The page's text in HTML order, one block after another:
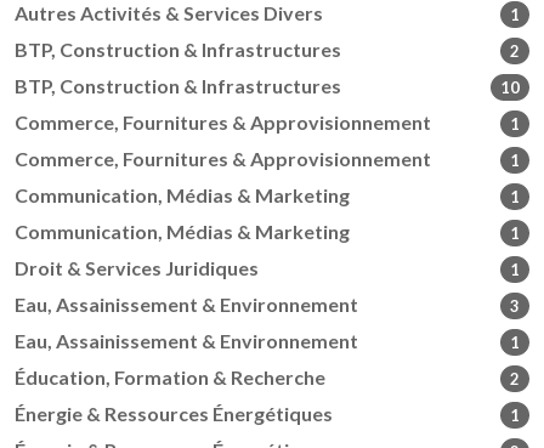
Autres Activités & Services Divers 1
BTP, Construction & Infrastructures 2
BTP, Construction & Infrastructures 10
Commerce, Fournitures & Approvisionnement 1
Commerce, Fournitures & Approvisionnement 1
Communication, Médias & Marketing 1
Communication, Médias & Marketing 1
Droit & Services Juridiques 1
Eau, Assainissement & Environnement 3
Eau, Assainissement & Environnement 1
Éducation, Formation & Recherche 2
Énergie & Ressources Énergétiques 1